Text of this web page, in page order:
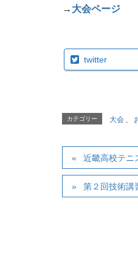
→ 大会ページ
twitter
カテゴリー 大会 、
近畿高校テニ
第２回技術講